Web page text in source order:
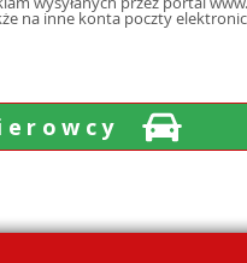
na inne konta poczty